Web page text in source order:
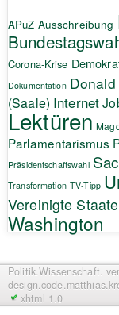
APuZ Ausschreibung
Corona-Krise
Dokumentation Donald
(Saale) Internet
Lektüren
Parlamentarismus
Präsidentschaftswahl
Transformation TV-Tipp
Vereinigte
Washington
Politik.Wissenschaft.
design.code.
xhtml 1.0